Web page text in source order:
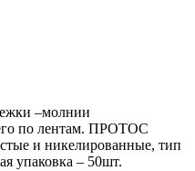
–молнии
по лентам. ПРОТОС
и никелированные, тип
упаковка – 50шт.